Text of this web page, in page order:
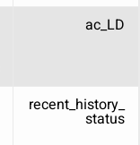
ac_LD
recent_history_
status